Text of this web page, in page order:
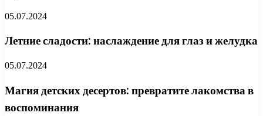
05.07.2024
Летние сладости: наслаждение для глаз и желудка
05.07.2024
Магия детских десертов: превратите лакомства в
воспоминания